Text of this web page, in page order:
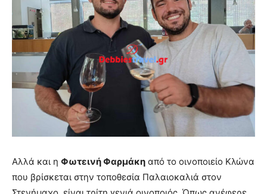
Αλλά και η Φωτεινή Φαρμάκη από το οινοποιείο Κλώνα
που βρίσκεται στην τοποθεσία Παλαιοκαλιά στον